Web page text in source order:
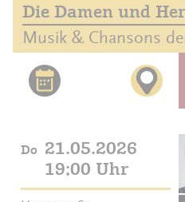
Die Damen und
Musik & Chansons
Do 21.05.2026
19:00 Uhr